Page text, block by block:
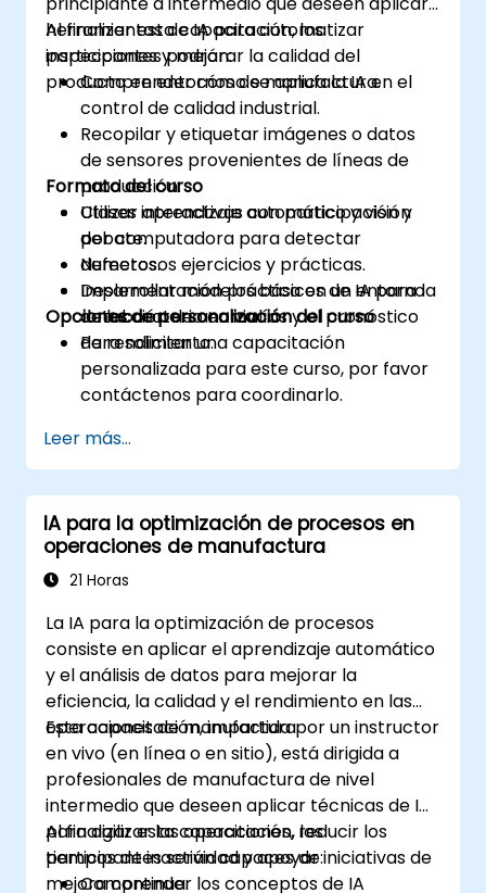
herramientas de IA para automatizar
inspecciones y mejorar la calidad del
producto en entornos de manufactura.
Al finalizar esta capacitación, los
participantes podrán:
Comprender cómo se aplica la IA en el
control de calidad industrial.
Recopilar y etiquetar imágenes o datos
de sensores provenientes de líneas de
producción.
Utilizar aprendizaje automático y visión
por computadora para detectar
defectos.
Desarrollar modelos básicos de IA para la
detección de anomalías y el pronóstico
de rendimiento.
Formato del curso
Clases interactivas con participación y
debate.
Numerosos ejercicios y prácticas.
Implementación práctica en un entorno
de laboratorio en vivo.
Opciones de personalización del curso
Para solicitar una capacitación
personalizada para este curso, por favor
contáctenos para coordinarlo.
Leer más...
IA para la optimización de procesos en
operaciones de manufactura
21 Horas
La IA para la optimización de procesos
consiste en aplicar el aprendizaje automático
y el análisis de datos para mejorar la
eficiencia, la calidad y el rendimiento en las
operaciones de manufactura.
Esta capacitación, impartida por un instructor
en vivo (en línea o en sitio), está dirigida a
profesionales de manufactura de nivel
intermedio que deseen aplicar técnicas de IA
para agilizar las operaciones, reducir los
tiempos de inactividad y apoyar iniciativas de
mejora continua.
Al finalizar esta capacitación, los
participantes serán capaces de:
Comprender los conceptos de IA